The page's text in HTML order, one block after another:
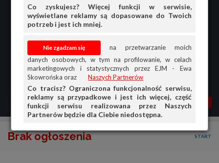
Co zyskujesz? Więcej funkcji w serwisie,
wyświetlane reklamy są dopasowane do Twoich
potrzeb i jest ich mniej.
na przetwarzanie moich
danych osobowych, w tym na profilowanie, w celach
marketingowych i statystycznych przez EJM - Ewa
Skowrońska oraz
Naszych Partnerów
Co tracisz? Ograniczona funkcjonalność serwisu,
reklamy są przypadkowe i jest ich więcej, część
funkcji serwisu realizowana przez Naszych
Partnerów będzie dla Ciebie niedostępna.
MENU MOJA AG
Brak ogłoszenia START